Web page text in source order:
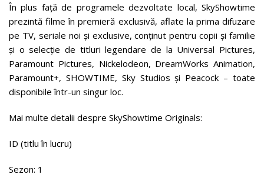
În plus față de programele dezvoltate local, SkyShowtime
prezintă filme în premieră exclusivă, aflate la prima difuzare
pe TV, seriale noi și exclusive, conținut pentru copii și familie
și o selecție de titluri legendare de la Universal Pictures,
Paramount Pictures, Nickelodeon, DreamWorks Animation,
Paramount+, SHOWTIME, Sky Studios și Peacock – toate
disponibile într-un singur loc.
Mai multe detalii despre SkyShowtime Originals:
ID (titlu în lucru)
Sezon: 1